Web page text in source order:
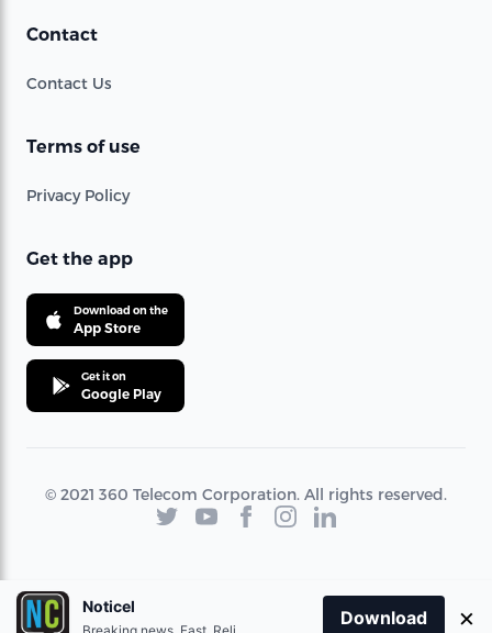
Contact
Contact Us
Terms of use
Privacy Policy
Get the app
Download on the
App Store
Get it on
Google Play
© 2021 360 Telecom Corporation. All rights reserved.
Noticel
Download ×